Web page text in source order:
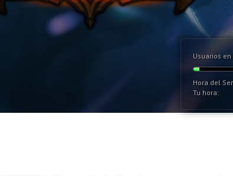
Usuarios
Hora del
Tu hora: